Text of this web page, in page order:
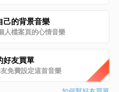
己的背景音樂
人檔案頁的心情音樂
好友買單
免費設定這首音樂